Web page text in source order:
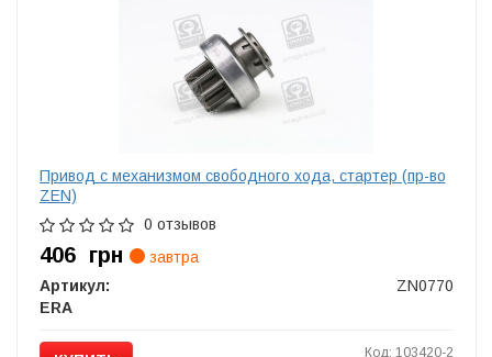
Привод с механизмом свободного хода, стартер (пр-во
ZEN)
0 отзывов
406 грн
завтра
Артикул:
ZN0770
ERA
Код: 103420-2